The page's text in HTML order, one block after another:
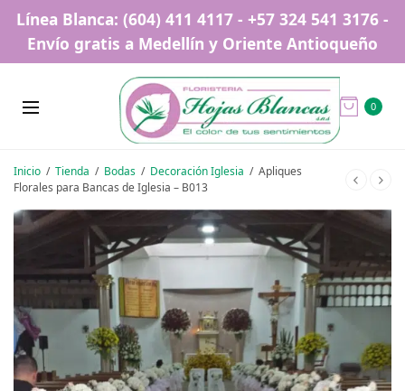
Línea Blanca: (604) 411 4117 - +57 324 541 3176 -
Envío gratis a Medellín y Oriente Antioqueño
0
Inicio / Tienda / Bodas / Decoración Iglesia / Apliques
Florales para Bancas de Iglesia – B013